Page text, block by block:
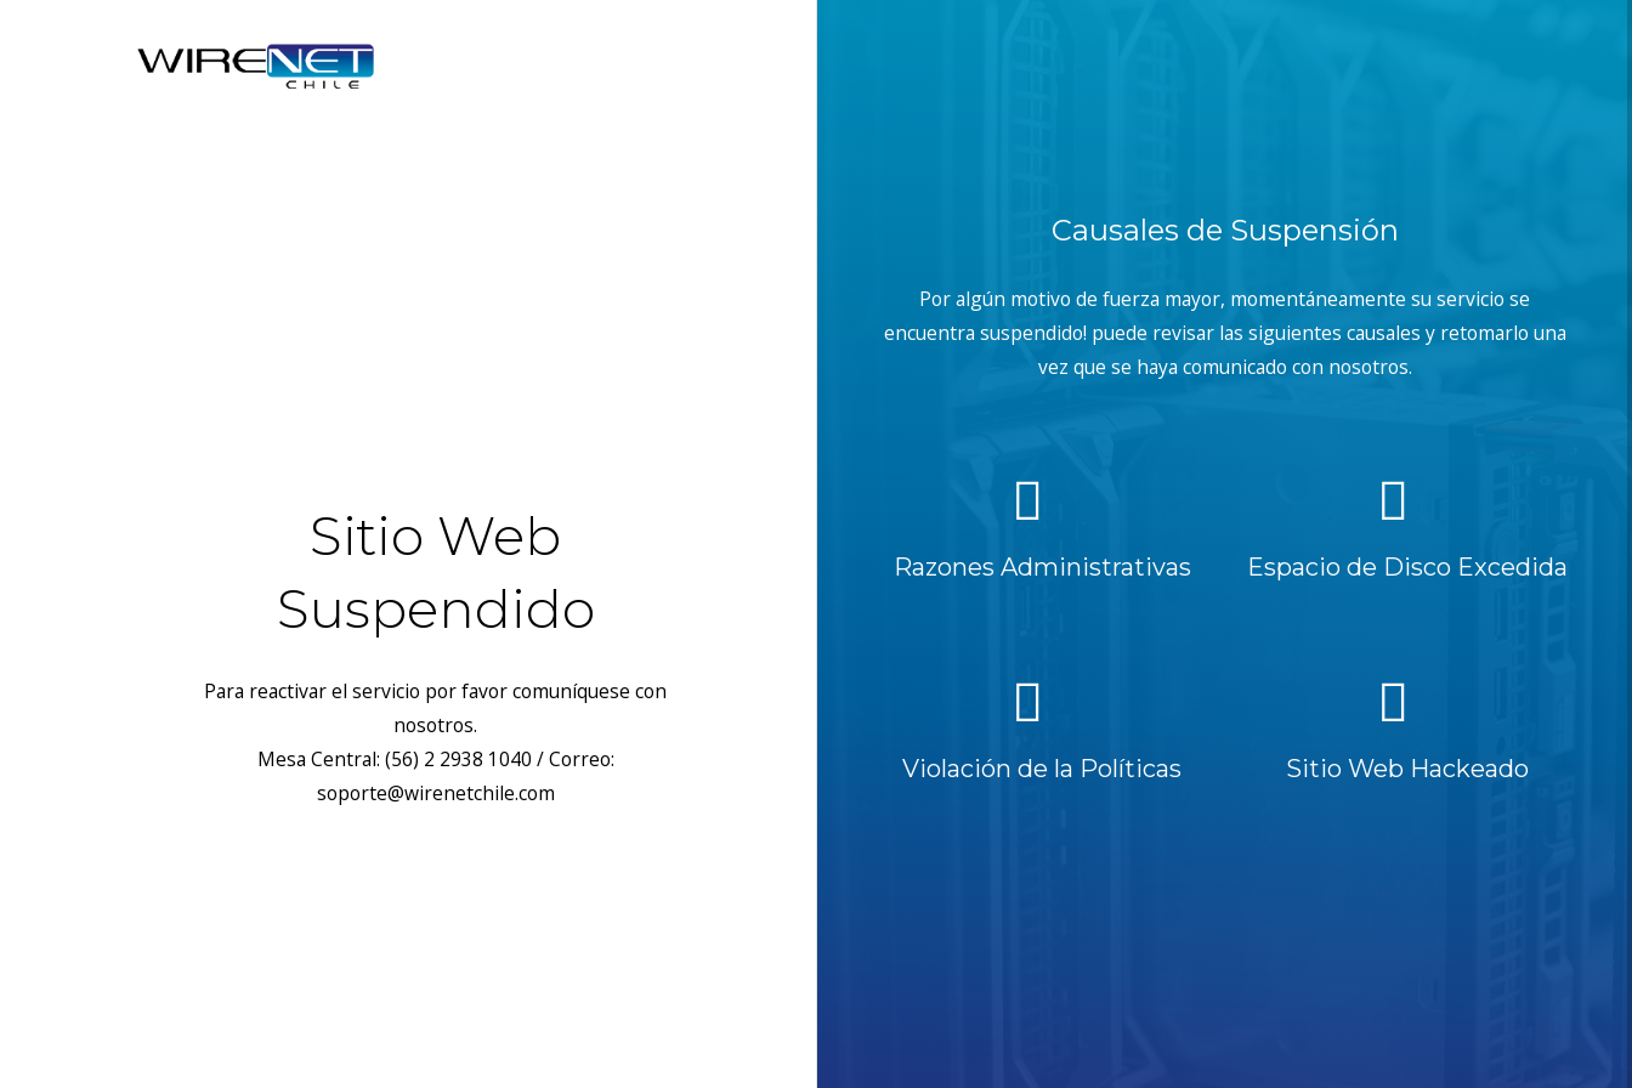
Sitio Web
Suspendido
Para reactivar el servicio por favor comuníquese con
nosotros.
Mesa Central: (56) 2 2938 1040 / Correo:
soporte@wirenetchile.com
Causales de Suspensión
Por algún motivo de fuerza mayor, momentáneamente su servicio se
encuentra suspendido! puede revisar las siguientes causales y retomarlo una
vez que se haya comunicado con nosotros.
Razones Administrativas Espacio de Disco Excedida
Violación de la Políticas Sitio Web Hackeado